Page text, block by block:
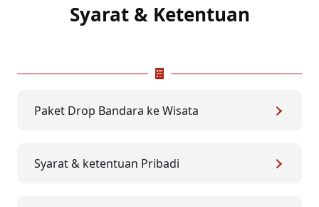
Syarat & Ketentuan
Paket Drop Bandara ke Wisata
Syarat & ketentuan Pribadi